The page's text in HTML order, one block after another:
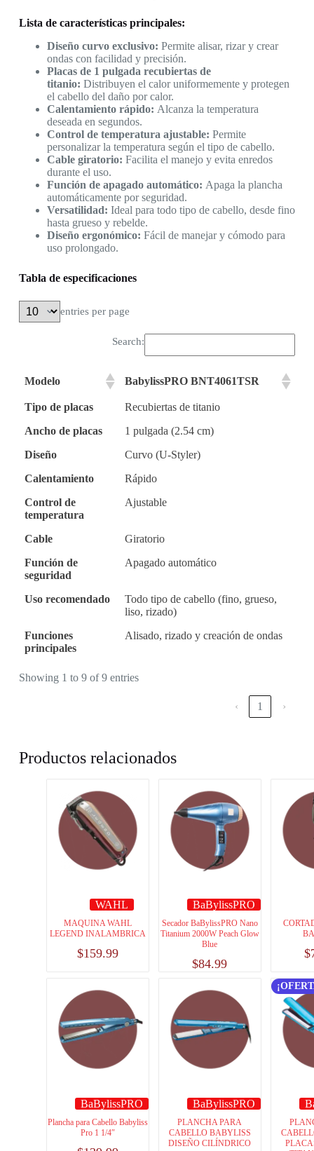
Lista de características principales:
Diseño curvo exclusivo: Permite alisar, rizar y crear
ondas con facilidad y precisión.
Placas de 1 pulgada recubiertas de
titanio: Distribuyen el calor uniformemente y protegen
el cabello del daño por calor.
Calentamiento rápido: Alcanza la temperatura
deseada en segundos.
Control de temperatura ajustable: Permite
personalizar la temperatura según el tipo de cabello.
Cable giratorio: Facilita el manejo y evita enredos
durante el uso.
Función de apagado automático: Apaga la plancha
automáticamente por seguridad.
Versatilidad: Ideal para todo tipo de cabello, desde fino
hasta grueso y rebelde.
Diseño ergonómico: Fácil de manejar y cómodo para
uso prolongado.
Tabla de especificaciones
entries per page
Search:
Modelo BabylissPRO BNT4061TSR
Tipo de placas
Recubiertas de titanio
Ancho de placas
1 pulgada (2.54 cm)
Diseño
Curvo (U-Styler)
Calentamiento
Rápido
Control de
temperatura
Ajustable
Cable
Giratorio
Función de
seguridad
Apagado automático
Uso recomendado
Todo tipo de cabello (fino, grueso,
liso, rizado)
Funciones
principales
Alisado, rizado y creación de ondas
Showing 1 to 9 of 9 entries
‹ 1 ›
Productos relacionados
WAHL
MAQUINA WAHL
LEGEND INALAMBRICA
$159.99
BaBylissPRO
Secador BaBylissPRO Nano
Titanium 2000W Peach Glow
Blue
$84.99
$
BaBylissPRO
Plancha para Cabello Babyliss
Pro 1 1/4″
BaBylissPRO
PLANCHA PARA
CABELLO BABYLISS
DISEÑO CILÍNDRICO